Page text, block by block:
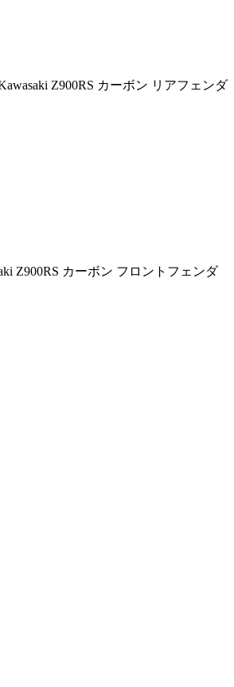
Z900RS カーボン リアフェンダ
Z900RS カーボン フロントフェンダ